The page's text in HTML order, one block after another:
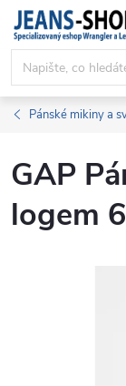
Přejít
obsah
Pánské mikiny a
GAP
logem